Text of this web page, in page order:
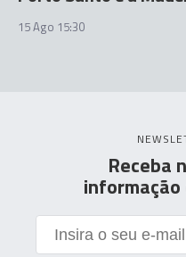
15 Ago 15:30
Receba